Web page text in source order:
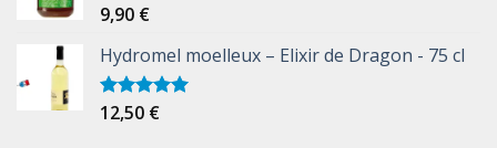
9,90 €
Hydromel moelleux – Elixir de Dragon - 75 cl
Note5.00
12,50 €